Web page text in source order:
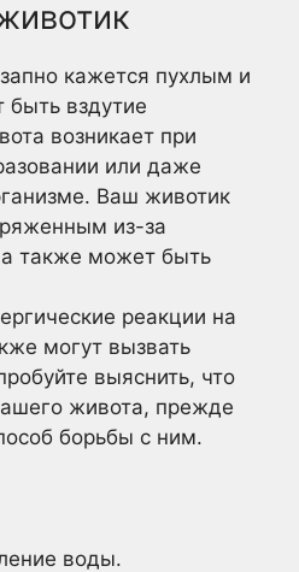
кажется пухлым и
вздутие
возникает при
или даже
Ваш животик
из-за
а также может быть
реакции на
могут вызвать
выяснить, что
живота, прежде
борьбы с ним.
воды.